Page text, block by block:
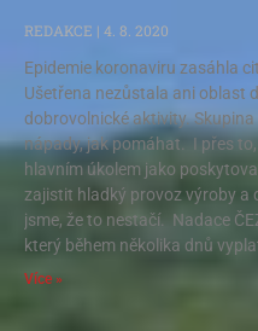
REDAKCE
4. 8. 2020
Epidemie koronaviru zasáhla
Ušetřena nezůstala ani oblast
dobrovolnické aktivity.
nápady, jak pomáhat. I přes
hlavním úkolem jako
zajistit hladký provoz výroby a
jsme, že to nestačí. Nadace
který během několika dnů
Více »